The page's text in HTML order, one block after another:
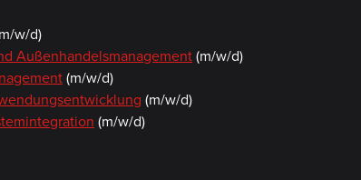
w/d)
Außenhandelsmanagement(m/w/d)
(m/w/d)
(m/w/d)
(m/w/d)